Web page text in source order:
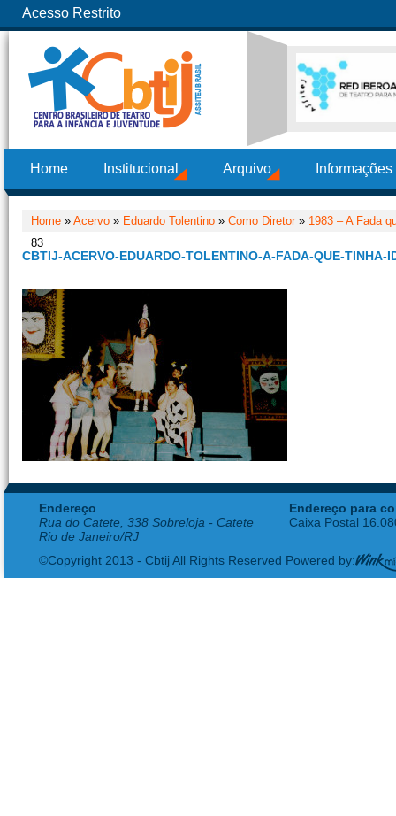
Acesso Restrito
Home Institucional Arquivo
Home » Acervo » Eduardo Tolentino » Como Diretor» 1983 – A Fada
83
CBTIJ-ACERVO-EDUARDO-TOLENTINO-A-FADA-QUE-TINHA-
Endereço
Rua do Catete, 338 Sobreloja - Catete
Rio de Janeiro/RJ
Endereço para
Caixa Postal
©Copyright 2013 - Cbtij All Rights Reserved Powered by: